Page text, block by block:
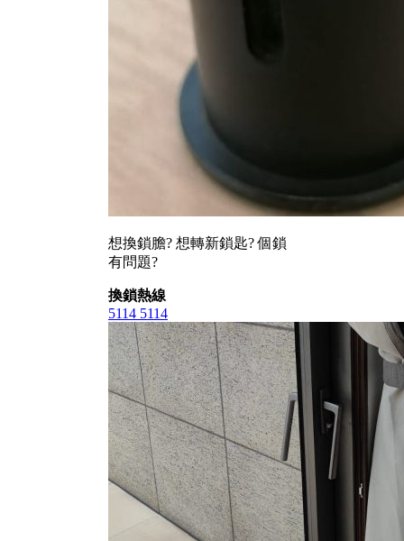
想換鎖膽? 想轉新鎖匙? 個鎖
有問題?
換鎖熱線
5114 5114